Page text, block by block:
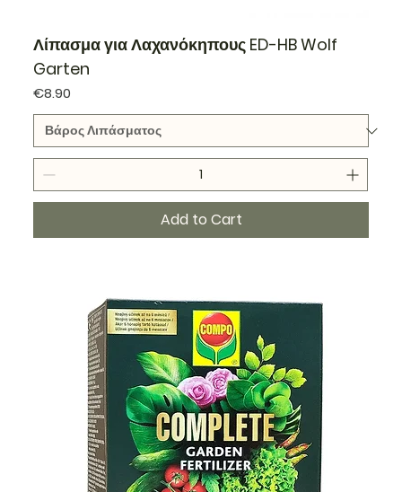
Λίπασμα για Λαχανόκηπους ED-HB Wolf
Garten
Price
€8.90
Add to Cart